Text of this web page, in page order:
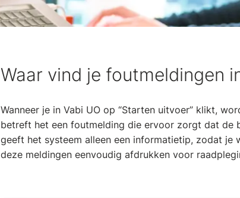
Waar vind je foutmeldingen
Wanneer je in Vabi UO op “Starten uitvoer” klikt,
betreft het een foutmelding die ervoor zorgt dat de
geeft het systeem alleen een informatietip, zodat
deze meldingen eenvoudig afdrukken voor